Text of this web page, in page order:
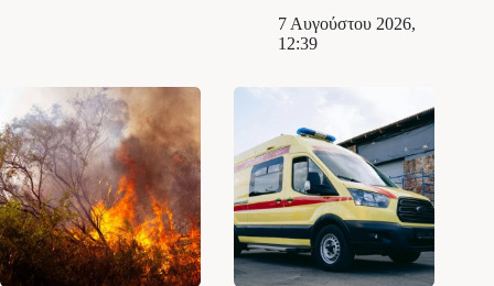
7 Αυγούστου 2026,
12:39